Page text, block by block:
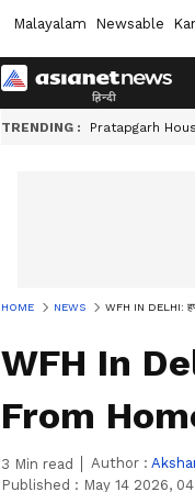
Malayalam Newsable
TRENDING : Pratapgarh
HOME NEWS WFH IN DELHI:
WFH In
From
3 Min read Author :
Published : May 14 2026,